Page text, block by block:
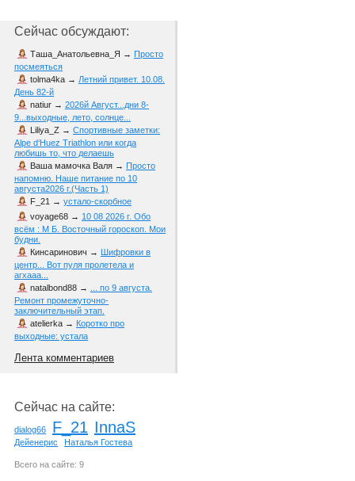
Сейчас обсуждают:
Таша_Анатольевна_Я → Просто
посмеяться
tolma4ka → Летний привет. 10.08.
День 82-й
natiur → 2026й Август...дни 8-
9...выходные, лето, солнце...
Liliya_Z → Спортивные заметки:
Alpe d‘Huez Triathlon или когда
любишь то, что делаешь
Ваша мамочка Валя → Просто
напомню. Наше питание по 10
августа2026 г.(Часть 1)
F_21 → устало-скорбное
voyage68 → 10 08 2026 г. Обо
всём : М Б. Восточный гороскоп. Мои
будни.
Кинсаринович → Шифровки в
центр... Вот пуля пролетела и
агхааа...
natalbond88 → ... по 9 августа.
Ремонт промежуточно-
заключительный этап.
atelierka → Коротко про
выходные: устала
Лента комментариев
Сейчас на сайте:
dialog66 F_21 InnaS
Дейенерис Наталья Гостева
Всего на сайте: 9